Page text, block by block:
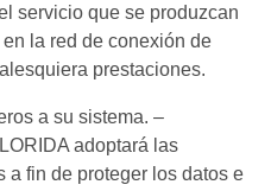
servicio que se produzcan
la red de conexión de
prestaciones.
a su sistema. –
adoptará las
a fin de proteger los datos e